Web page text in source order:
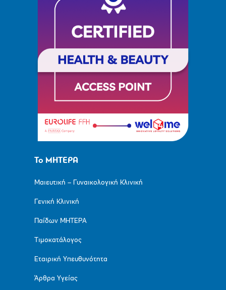
Το ΜΗΤΕΡΑ
Μαιευτική – Γυναικολογική Κλινική
Γενική Κλινική
Παίδων ΜΗΤΕΡΑ
Τιμοκατάλογος
Εταιρική Υπευθυνότητα
Άρθρα Υγείας